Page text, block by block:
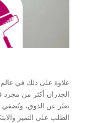
علاوة على ذلك في
الجدران أكثر من مجرد
تعبّر عن الذوق، وتُضفي
الطلب على التميز